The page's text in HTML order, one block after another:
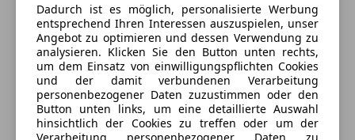
Energieverbrauch
Anderer Energieträger
Strom
Dadurch ist es möglich, personalisierte Werbung
entsprechend Ihren Interessen auszuspielen, unser
Angebot zu optimieren und dessen Verwendung zu
analysieren. Klicken Sie den Button unten rechts,
um dem Einsatz von einwilligungspflichten Cookies
und der damit verbundenen Verarbeitung
personenbezogener Daten zuzustimmen oder den
Button unten links, um eine detaillierte Auswahl
hinsichtlich der Cookies zu treffen oder um der